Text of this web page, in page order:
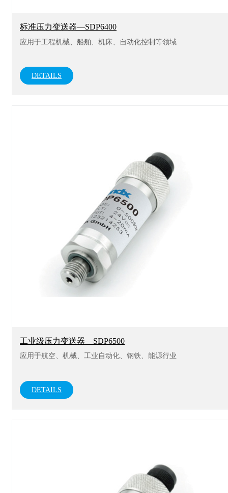
标准压力变送器—SDP6400
应用于工程机械、船舶、机床、自动化控制等领域
DETAILS
工业级压力变送器—SDP6500
应用于航空、机械、工业自动化、钢铁、能源行业
DETAILS